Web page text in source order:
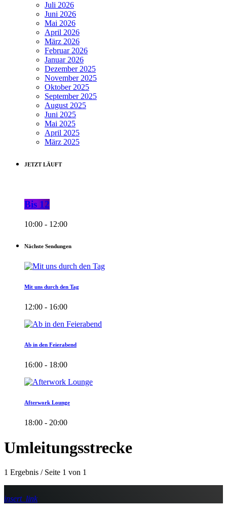
Juli 2026
Juni 2026
Mai 2026
April 2026
März 2026
Februar 2026
Januar 2026
Dezember 2025
November 2025
Oktober 2025
September 2025
August 2025
Juni 2025
Mai 2025
April 2025
März 2025
JETZT LÄUFT
Bis 12
10:00 - 12:00
Nächste Sendungen
Mit uns durch den Tag
12:00 - 16:00
Ab in den Feierabend
16:00 - 18:00
Afterwork Lounge
18:00 - 20:00
Umleitungsstrecke
1 Ergebnis / Seite 1 von 1
insert_link